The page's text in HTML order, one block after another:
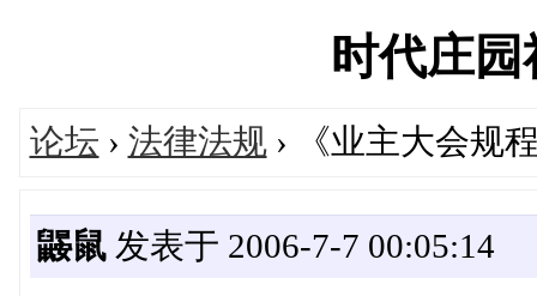
时代庄
论坛 › 法律法规› 《业主大会规
鼹鼠发表于 2006-7-7 00:05:14